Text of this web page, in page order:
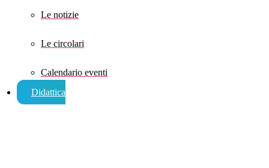
Le notizie
Le circolari
Calendario eventi
Didattica